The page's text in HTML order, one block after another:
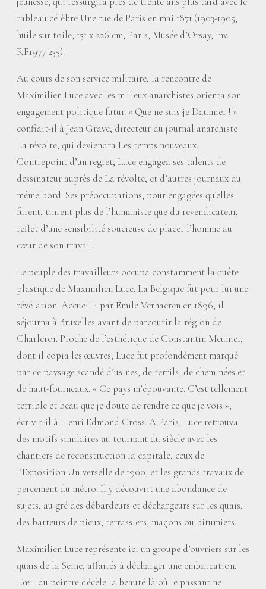
tableau célèbre Une rue de Paris en mai 1871 (1903-1905,
huile sur toile, 151 x 226 cm, Paris, Musée d’Orsay, inv.
RF1977 235).
Au cours de son service militaire, la rencontre de
Maximilien Luce avec les milieux anarchistes orienta son
engagement politique futur. « Que ne suis-je Daumier! »
confiait-il à Jean Grave, directeur du journal anarchiste
La révolte, qui deviendra Les temps nouveaux.
Contrepoint d’un regret, Luce engagea ses talents de
dessinateur auprès de La révolte, et d’autres journaux du
même bord. Ses préoccupations, pour engagées qu’elles
furent, tinrent plus de l’humaniste que du revendicateur,
reflet d’une sensibilité soucieuse de placer l’homme au
cœur de son travail.
Le peuple des travailleurs occupa constamment la quête
plastique de Maximilien Luce. La Belgique fut pour lui une
révélation. Accueilli par Émile Verhaeren en 1896, il
séjourna à Bruxelles avant de parcourir la région de
Charleroi. Proche de l’esthétique de Constantin Meunier,
dont il copia les œuvres, Luce fut profondément marqué
par ce paysage scandé d’usines, de terrils, de cheminées et
de haut-fourneaux. « Ce pays m’épouvante. C’est tellement
terrible et beau que je doute de rendre ce que je vois »,
écrivit-il à Henri Edmond Cross. A Paris, Luce retrouva
des motifs similaires au tournant du siècle avec les
chantiers de reconstruction la capitale, ceux de
l’Exposition Universelle de 1900, et les grands travaux de
percement du métro. Il y découvrit une abondance de
sujets, au gré des débardeurs et déchargeurs sur les quais,
des batteurs de pieux, terrassiers, maçons ou bitumiers.
Maximilien Luce représente ici un groupe d’ouvriers sur les
quais de la Seine, affairés à décharger une embarcation.
L’œil du peintre décèle la beauté là où le passant ne